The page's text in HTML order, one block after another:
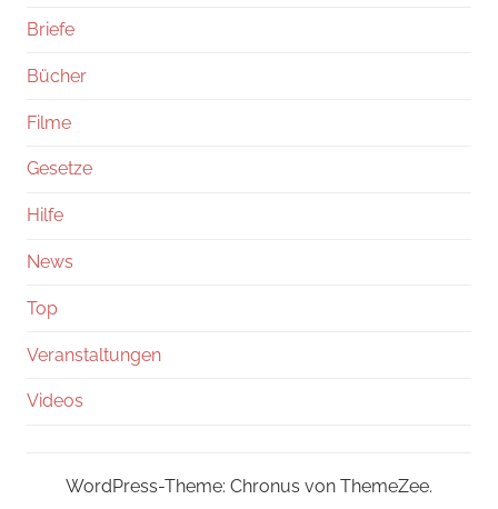
Briefe
Bücher
Filme
Gesetze
Hilfe
News
Top
Veranstaltungen
Videos
WordPress-Theme: Chronus von ThemeZee.